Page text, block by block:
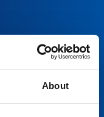
About